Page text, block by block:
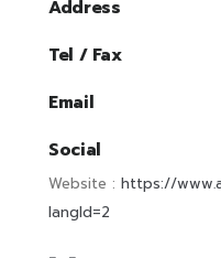
Address
Tel / Fax
Email
Social
Website : https://
langId=2